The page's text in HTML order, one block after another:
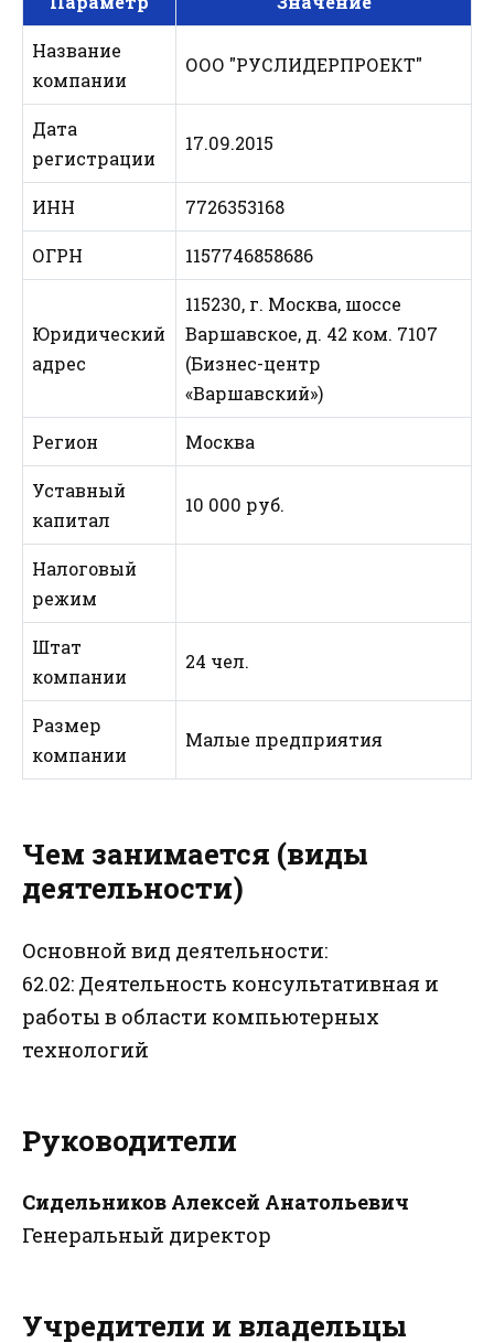
Название
компании
ООО "РУСЛИДЕРПРОЕКТ"
Дата
регистрации
17.09.2015
ИНН 7726353168
ОГРН 1157746858686
Юридический
адрес
115230, г. Москва, шоссе
Варшавское, д. 42 ком. 7107
(Бизнес-центр
«Варшавский»)
Регион Москва
Уставный
капитал
10 000 руб.
Налоговый
режим
Штат
компании
24 чел.
Размер
компании
Малые предприятия
Чем занимается (виды
деятельности)
Основной вид деятельности:
62.02: Деятельность консультативная и
работы в области компьютерных
технологий
Руководители
Сидельников Алексей Анатольевич
Генеральный директор
Учредители и владельцы